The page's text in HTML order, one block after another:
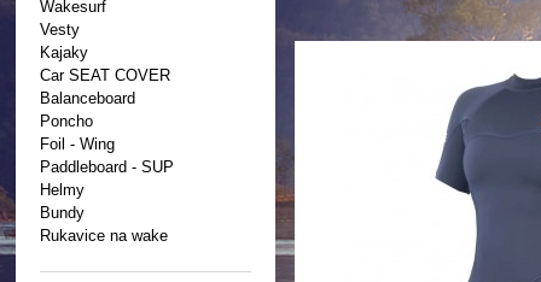
Wakesurf
Vesty
Kajaky
Car SEAT COVER
Balanceboard
Poncho
Foil - Wing
Paddleboard - SUP
Helmy
Bundy
Rukavice na wake